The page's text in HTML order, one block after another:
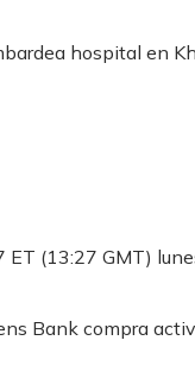
ET (13:27 GMT)